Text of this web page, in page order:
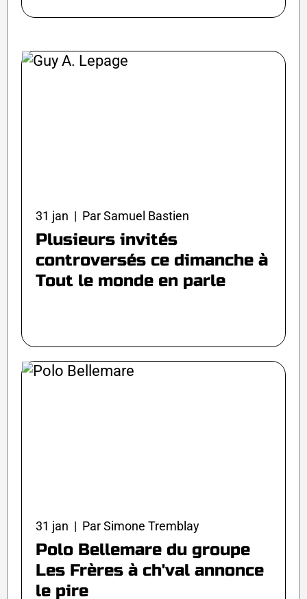
31 jan | Par Samuel Bastien
Plusieurs invités
controversés ce dimanche à
Tout le monde en parle
31 jan | Par Simone Tremblay
Polo Bellemare du groupe
Les Frères à ch'val annonce
le pire